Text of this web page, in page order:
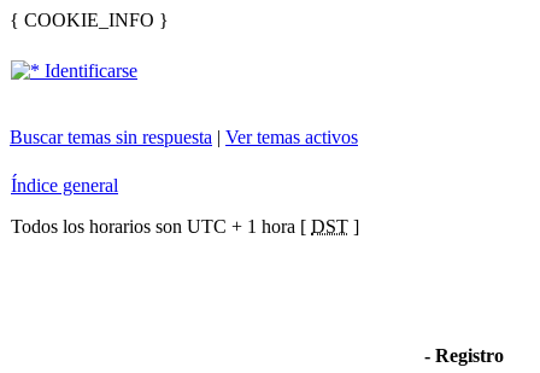
{ COOKIE_INFO }
Identificarse
Buscar temas sin respuesta | Ver temas activos
Índice general
Todos los horarios son UTC + 1 hora [ DST ]
- Registro